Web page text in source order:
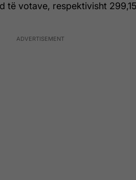
të votave, respektivisht